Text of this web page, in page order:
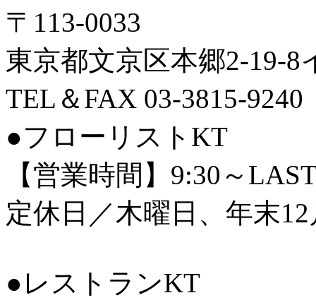
〒113-0033
東京都文京区本郷2-19-8
TEL＆FAX 03-3815-9240
●フローリストKT
【営業時間】9:30～
定休日／木曜日、年末
●レストランKT